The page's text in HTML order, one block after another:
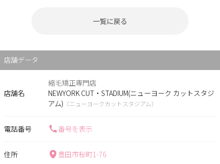
一覧に戻る
店舗データ
店舗名
縮毛矯正専門店
NEWYORK CUT・STADIUM(ニューヨーク カットスタジ
アム) （ニューヨークカットスタジアム）
電話番号 番号を表示
住所 豊田市桜町1-76